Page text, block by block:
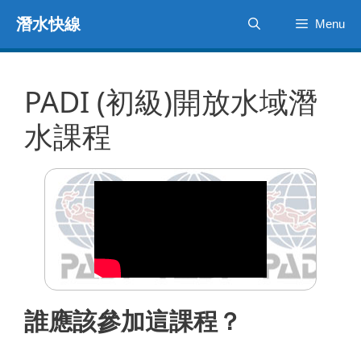
潛水快線 Menu
PADI (初級)開放水域潛
水課程
誰應該參加這課程？